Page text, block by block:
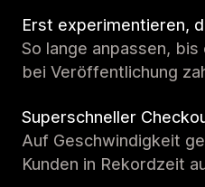
Erst experimentieren,
So lange anpassen,
bei Veröffentlichung
Superschneller
Auf Geschwindigkeit
Kunden in Rekordzeit